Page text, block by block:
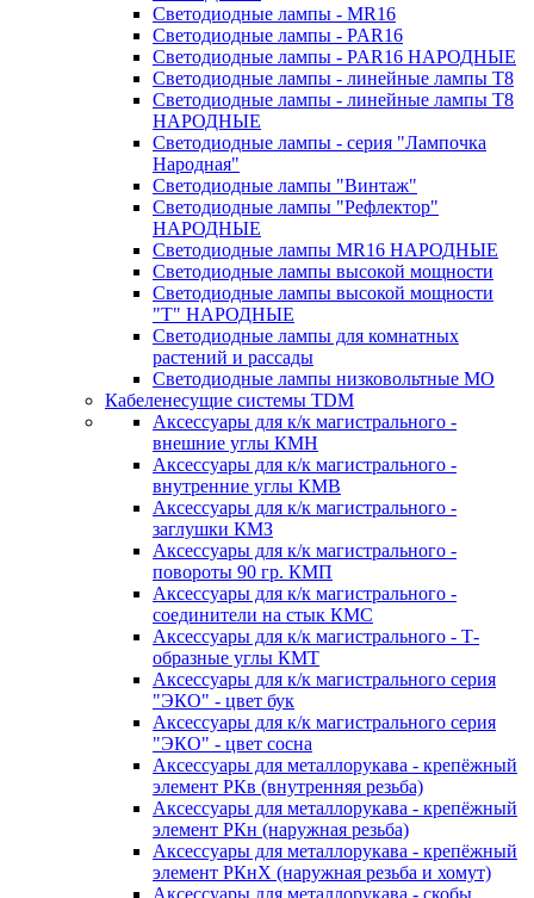
Светодиодные лампы - MR16
Светодиодные лампы - PAR16
Светодиодные лампы - PAR16 НАРОДНЫЕ
Светодиодные лампы - линейные лампы T8
Светодиодные лампы - линейные лампы T8
НАРОДНЫЕ
Светодиодные лампы - серия "Лампочка
Народная"
Светодиодные лампы "Винтаж"
Светодиодные лампы "Рефлектор"
НАРОДНЫЕ
Светодиодные лампы MR16 НАРОДНЫЕ
Светодиодные лампы высокой мощности
Светодиодные лампы высокой мощности
"Т" НАРОДНЫЕ
Светодиодные лампы для комнатных
растений и рассады
Светодиодные лампы низковольтные МО
Кабеленесущие системы TDM
Аксессуары для к/к магистрального -
внешние углы КМН
Аксессуары для к/к магистрального -
внутренние углы КМВ
Аксессуары для к/к магистрального -
заглушки КМЗ
Аксессуары для к/к магистрального -
повороты 90 гр. КМП
Аксессуары для к/к магистрального -
соединители на стык КМС
Аксессуары для к/к магистрального - Т-
образные углы КМТ
Аксессуары для к/к магистрального серия
"ЭКО" - цвет бук
Аксессуары для к/к магистрального серия
"ЭКО" - цвет сосна
Аксессуары для металлорукава - крепёжный
элемент РКв (внутренняя резьба)
Аксессуары для металлорукава - крепёжный
элемент РКн (наружная резьба)
Аксессуары для металлорукава - крепёжный
элемент РКнХ (наружная резьба и хомут)
Аксессуары для металлорукава - скобы